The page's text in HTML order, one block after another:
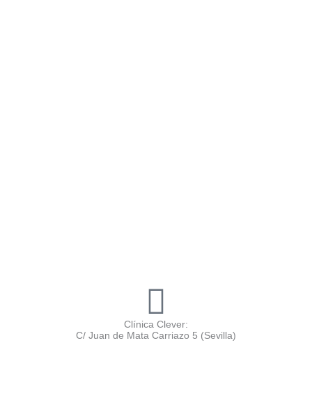
Clínica Clever:
C/ Juan de Mata Carriazo 5 (Sevilla)